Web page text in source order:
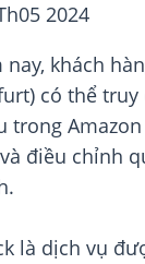
2024
khách
có thể truy
trong
điều chỉnh
là dịch vụ